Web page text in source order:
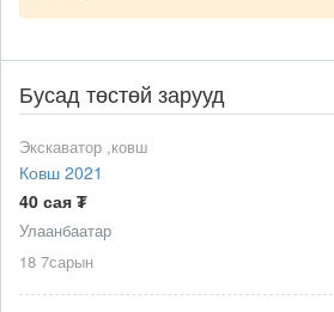
Бусад төстөй зарууд
Экскаватор ,ковш
Ковш 2021
40 сая ₮
Улаанбаатар
18 7сарын